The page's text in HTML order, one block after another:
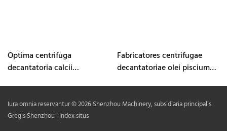
Optima centrifuga
decantatoria calcii
Fabricatores centrifugae
decantatoriae olei piscium
Iura omnia reservantur © 2026 Shenzhou Machinery, subsidiaria principalis
Gregis Shenzhou | Index situs